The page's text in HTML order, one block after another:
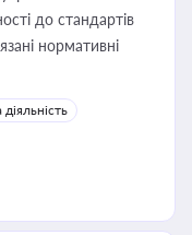
до стандартів
нормативні